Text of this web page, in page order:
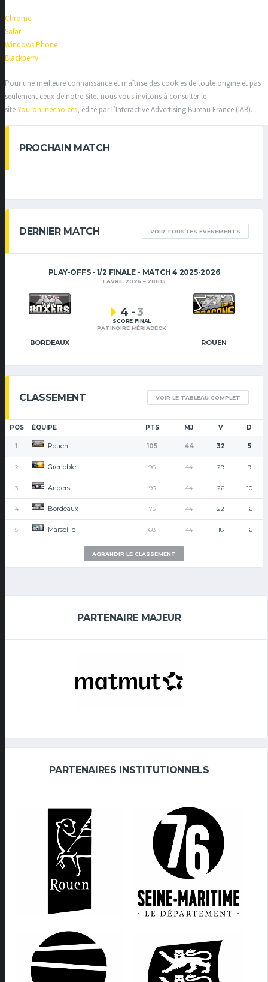
Chrome
Safari
Windows Phone
Blackberry
Pour une meilleure connaissance et maîtrise des cookies de toute origine et pas
seulement ceux de notre Site, nous vous invitons à consulter le
siteYouronlinechoices, édité par l’Interactive Advertising Bureau France (IAB).
PROCHAIN MATCH
DERNIER MATCH VOIR TOUS LES EVÉNEMENTS
PLAY-OFFS - 1/2 FINALE - MATCH 4 2025-2026
1 AVRIL 2026 20H15
BORDEAUX ROUEN
4 -3
SCORE FINAL
PATINOIRE MÉRIADECK
CLASSEMENT VOIR LE TABLEAU COMPLET
POS ÉQUIPE PTS MJ V D
1 Rouen 105 44 32 5
2 Grenoble 96 44 29 9
3 Angers 93 44 26 10
4 Bordeaux 75 44 22 16
5 Marseille 68 44 18 16
AGRANDIR LE CLASSEMENT
PARTENAIRE MAJEUR
PARTENAIRES INSTITUTIONNELS